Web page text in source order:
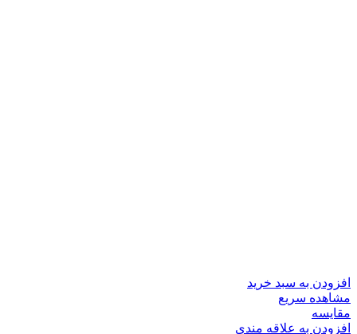
افزودن به سبد خرید
مشاهده سریع
مقایسه
افزودن به علاقه مندی